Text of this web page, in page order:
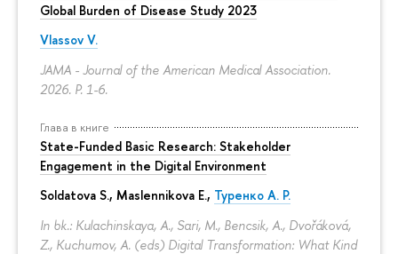
Global Burden of Disease Study 2023
Vlassov V.
JAMA - Journal of the American Medical Association.
2026. P. 1-6.
Глава в книге
State-Funded Basic Research: Stakeholder
Engagement in the Digital Environment
Soldatova S., Maslennikova E., Туренко А. Р.
In bk.: Kulachinskaya, A., Sari, M., Bencsik, A., Dvořáková,
Z., Kuchumov, A. (eds) Digital Transformation: What Kind